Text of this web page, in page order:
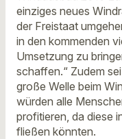
einziges neues
der Freistaat
in den kommenden
Umsetzung zu
schaffen.“ Zudem
große Welle beim
würden alle
profitieren, da diese
fließen könnten.